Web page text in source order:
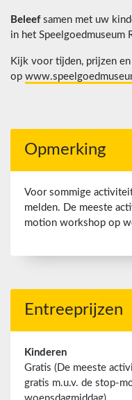
Beleef samen met uw
in het Speelgoedmuseum
Kijk voor tijden, prijzen en
op
Opmerking
Voor sommige
melden. De meeste
motion workshop op
Entreeprijzen
Kinderen
Gratis (De meeste
gratis m.u.v. de stop-